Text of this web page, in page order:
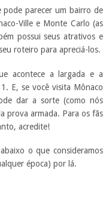
pode parecer um bairro de
Ville e Monte Carlo (as
possui seus atrativos e
roteiro para apreciá-los.
acontece a largada e a
E, se você visita Mônaco
dar a sorte (como nós
prova armada. Para os fãs
acredite!
o que consideramos
época) por lá.